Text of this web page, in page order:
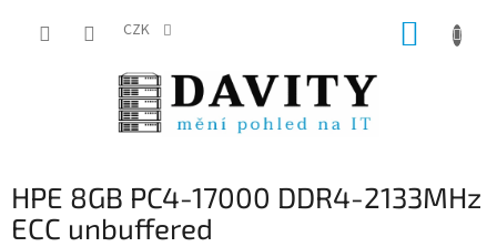
CZK
HPE 8GB PC4-17000 DDR4-2133MHz
ECC unbuffered